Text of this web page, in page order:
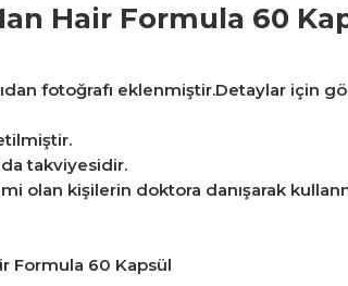
Hair Formula 60
fotoğrafı eklenmiştir.Detaylar için
takviyesidir.
olan kişilerin doktora danışarak
Formula 60 Kapsül